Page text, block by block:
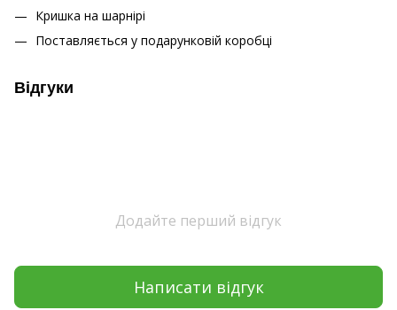
Кришка на шарнірі
Поставляється у подарунковій коробці
Відгуки
Додайте перший відгук
Написати відгук